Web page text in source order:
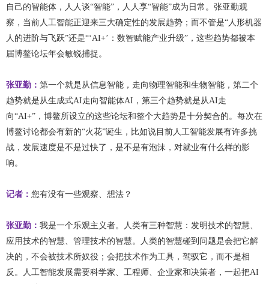
自己的智能体，人人谈“智能”，人人享“智能”成为日常。张亚勤观
察，当前人工智能正迎来三大确定性的发展趋势；而不管是“人形机器
人的进阶与飞跃”还是“‘AI+’：数智赋能产业升级”，这些趋势都被本
届博鳌论坛年会敏锐捕捉。
张亚勤： 第一个就是从信息智能，走向物理智能和生物智能，第二个
趋势就是从生成式AI走向智能体AI，第三个趋势就是从AI走
向“AI+”，博鳌所设立的这些论坛和整个大趋势是十分契合的。每次在
博鳌讨论都会有新的“火花”诞生，比如说目前人工智能发展有许多挑
战，发展速度是不是过快了，是不是有泡沫，对就业有什么样的影
响。
记者： 您有没有一些观察、想法？
张亚勤： 我是一个乐观主义者。人类有三种智慧：发明技术的智慧、
应用技术的智慧、管理技术的智慧。人类的智慧碰到问题是会把它解
决的，不会被技术所奴役；会把技术作为工具，驾驭它，而不是相
反。人工智能发展需要科学家、工程师、企业家和决策者，一起把AI